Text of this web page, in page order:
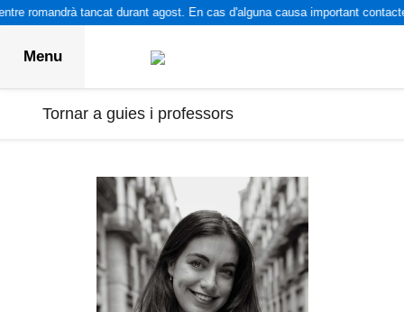
romandrà tancat durant agost. En cas d'alguna causa important
Menu
Tornar a guies i professors